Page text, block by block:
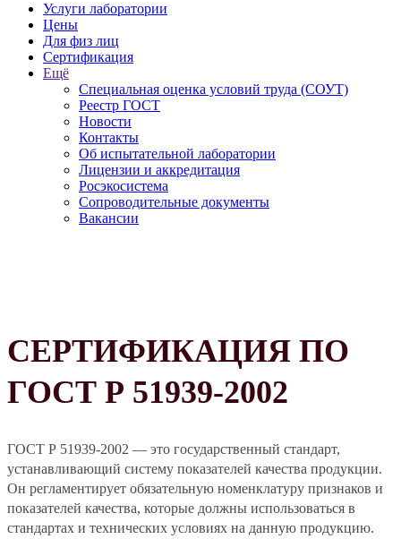
Услуги лаборатории
Цены
Для физ лиц
Сертификация
Ещё
Специальная оценка условий труда (СОУТ)
Реестр ГОСТ
Новости
Контакты
Об испытательной лаборатории
Лицензии и аккредитация
Росэкосистема
Сопроводительные документы
Вакансии
СЕРТИФИКАЦИЯ ПО
ГОСТ Р 51939-2002
ГОСТ Р 51939-2002 — это государственный стандарт,
устанавливающий систему показателей качества продукции.
Он регламентирует обязательную номенклатуру признаков и
показателей качества, которые должны использоваться в
стандартах и технических условиях на данную продукцию.